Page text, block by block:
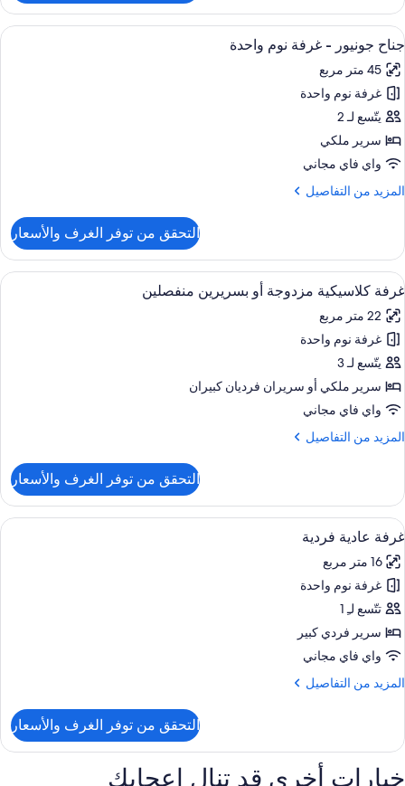
غرفة
سوبريور
ثلاثية
استعراض
جميع
صور
جناح
جونيور
-
غرفة
نوم
واحدة
أغطية فراش متميزة وألحفة محشوة
6
جناح جونيور - غرفة نوم واحدة
45 متر مربع
غرفة نوم واحدة
يتّسع لـ 2
سرير ملكي
واي فاي مجاني
المزيد من التفاصيل
المزيد
جناح
جونيور
-
غرفة
نوم
واحدة
التحقق من توفر الغرف والأسعار
استعراض
جميع
صور
غرفة
كلاسيكية
مزدوجة
أو
بسريرين
منفصلين
أغطية فراش متميزة وألحفة محشوة
7
غرفة كلاسيكية مزدوجة أو بسريرين منفصلين
22 متر مربع
غرفة نوم واحدة
يتّسع لـ 3
سرير ملكي‫‬ أو سريران فرديان كبيران
واي فاي مجاني
المزيد من التفاصيل
المزيد
غرفة
كلاسيكية
مزدوجة
بسريرين
منفصلين
التحقق من توفر الغرف والأسعار
استعراض
جميع
صور
غرفة
عادية
فردية
أغطية فراش متميزة وألحفة محشوة
8
غرفة عادية فردية
16 متر مربع
غرفة نوم واحدة
تتّسع لـِ 1
سرير فردي كبير
واي فاي مجاني
المزيد من التفاصيل
المزيد
غرفة
فردية
التحقق من توفر الغرف والأسعار
خيارات أخرى قد تنال إعجابك